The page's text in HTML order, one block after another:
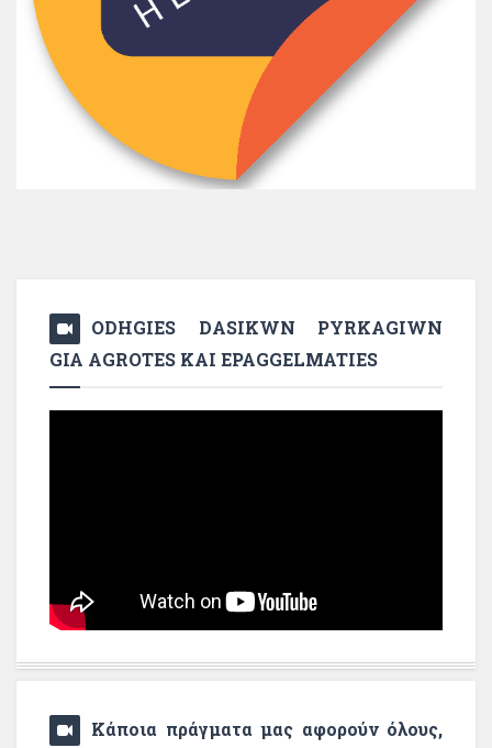
ODHGIES DASIKWN PYRKAGIWN
GIA AGROTES KAI EPAGGELMATIES
Κάποια πράγματα μας αφορούν όλους,